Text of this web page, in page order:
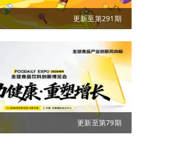
更新至第291期
更新至第79期